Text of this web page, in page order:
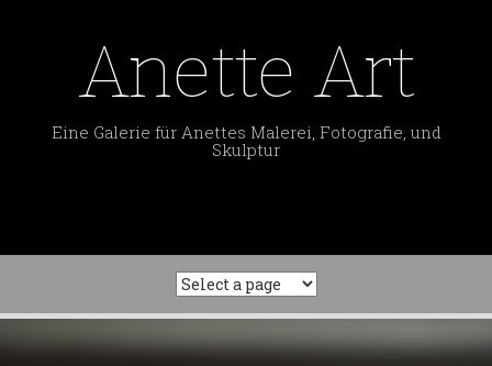
Anette Art
Eine Galerie für Anettes Malerei, Fotografie, und
Skulptur